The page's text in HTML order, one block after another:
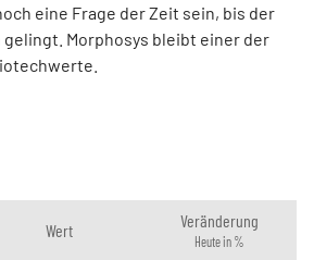
eine Frage der Zeit sein, bis der
gelingt. Morphosys bleibt einer der
Wert Veränderung
Heute in %